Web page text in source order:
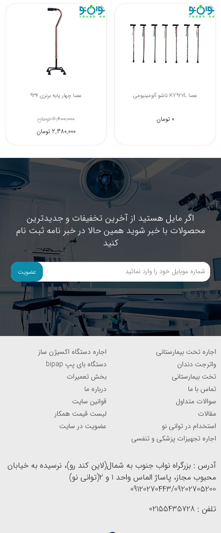
عصای زیر بغل آلومینیومی
اگر مایل هستید از آخرین تخفیفات و جدیدترین
محصولات با خبر شوید همین حالا در خبر نامه ثبت نام
کنید
عضویت
اجاره تخت بیمارستانی
اجاره دستگاه اکسیژن ساز
واترجت دندان
دستگاه بای پپ bipap
تخت بیمارستانی
بخش تعمیرات
تماس با ما
درباره ما
سوالات متداول
قوانین سایت
مقالات
لیست قیمت همکار
استخدام در توانی نو
عضویت در سایت
اجاره تجهیزات پزشکی و تنفسی
آدرس : بزرگراه نواب جنوب به شمال(لاین کند رو)، نرسیده به خیابان
محبوب مجاز، پاساژ الماس واحد 1 و 2(توانی نو)
09120270443/09202705200
تلفن : 02155435728